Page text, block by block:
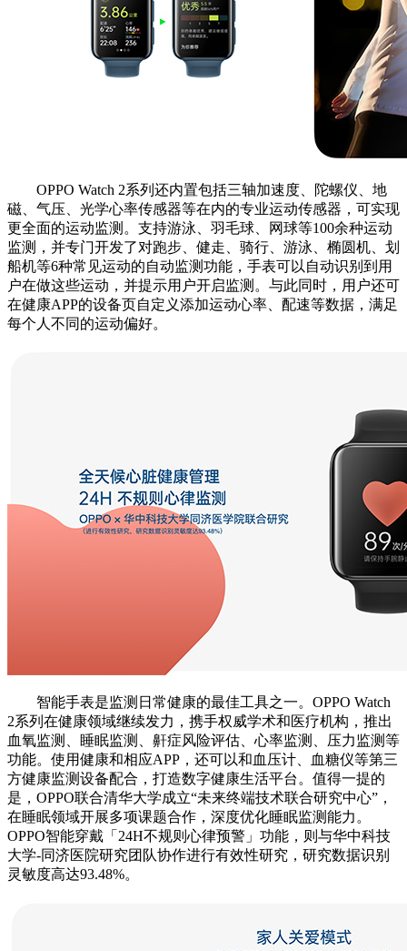
OPPO Watch 2系列还内置包括三轴加速度、陀螺仪、地
磁、气压、光学心率传感器等在内的专业运动传感器，可实现
更全面的运动监测。支持游泳、羽毛球、网球等100余种运动
监测，并专门开发了对跑步、健走、骑行、游泳、椭圆机、划
船机等6种常见运动的自动监测功能，手表可以自动识别到用
户在做这些运动，并提示用户开启监测。与此同时，用户还可
在健康APP的设备页自定义添加运动心率、配速等数据，满足
每个人不同的运动偏好。
智能手表是监测日常健康的最佳工具之一。OPPO Watch
2系列在健康领域继续发力，携手权威学术和医疗机构，推出
血氧监测、睡眠监测、鼾症风险评估、心率监测、压力监测等
功能。使用健康和相应APP，还可以和血压计、血糖仪等第三
方健康监测设备配合，打造数字健康生活平台。值得一提的
是，OPPO联合清华大学成立“未来终端技术联合研究中心”，
在睡眠领域开展多项课题合作，深度优化睡眠监测能力。
OPPO智能穿戴「24H不规则心律预警」功能，则与华中科技
大学-同济医院研究团队协作进行有效性研究，研究数据识别
灵敏度高达93.48%。